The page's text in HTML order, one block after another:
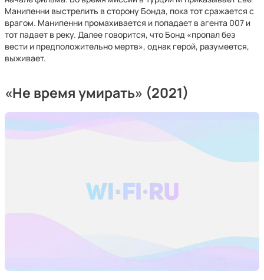
Манипенни выстрелить в сторону Бонда, пока тот сражается с
врагом. Манипенни промахивается и попадает в агента 007 и
тот падает в реку. Далее говорится, что Бонд «пропал без
вести и предположительно мертв», однак герой, разумеется,
выживает.
«Не время умирать» (2021)